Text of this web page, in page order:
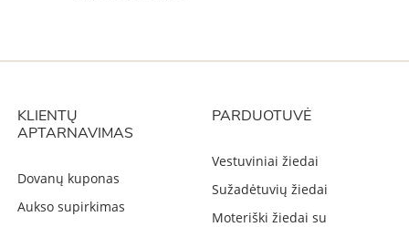
KLIENTŲ
APTARNAVIMAS
Dovanų kuponas
Aukso supirkimas
PARDUOTUVĖ
Vestuviniai žiedai
Sužadėtuvių žiedai
Moteriški žiedai su